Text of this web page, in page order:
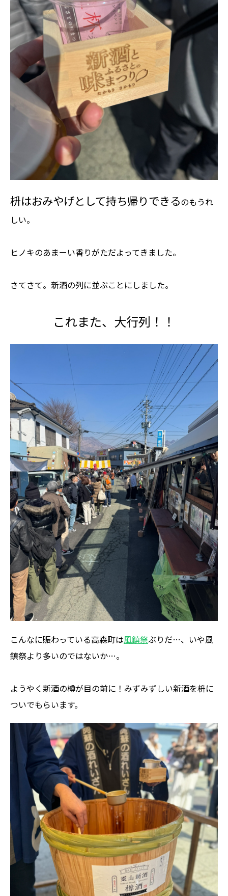
枡はおみやげとして持ち帰りできるのもうれ
しい。
ヒノキのあまーい香りがただよってきました。
さてさて。新酒の列に並ぶことにしました。
これまた、大行列！！
こんなに賑わっている高森町は風鎮祭ぶりだ…、いや風
鎮祭より多いのではないか…。
ようやく新酒の樽が目の前に！みずみずしい新酒を枡に
ついでもらいます。